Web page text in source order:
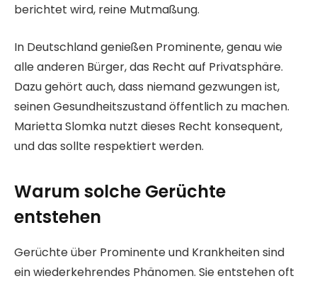
berichtet wird, reine Mutmaßung.
In Deutschland genießen Prominente, genau wie
alle anderen Bürger, das Recht auf Privatsphäre.
Dazu gehört auch, dass niemand gezwungen ist,
seinen Gesundheitszustand öffentlich zu machen.
Marietta Slomka nutzt dieses Recht konsequent,
und das sollte respektiert werden.
Warum solche Gerüchte
entstehen
Gerüchte über Prominente und Krankheiten sind
ein wiederkehrendes Phänomen. Sie entstehen oft